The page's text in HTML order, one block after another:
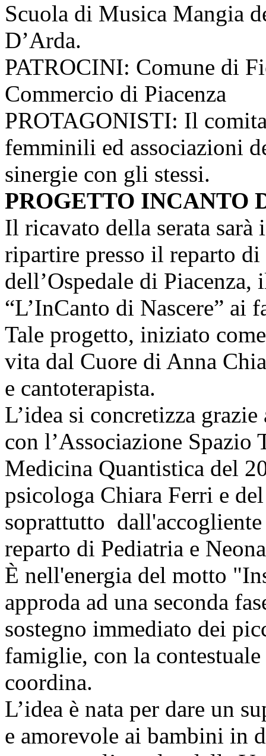
Scuola di Musica Mangia
D’Arda.
PATROCINI: Comune di
Commercio di Piacenza
PROTAGONISTI: Il
femminili ed associazioni
sinergie con gli stessi.
PROGETTO INCANTO
Il ricavato della serata sarà
ripartire presso il reparto
dell’Ospedale di
“L’InCanto di Nascere” ai
Tale progetto, iniziato
vita dal Cuore di Anna
e cantoterapista.
L’idea si concretizza
con l’Associazione Spazio
Medicina Quantistica del
psicologa Chiara Ferri e
soprattutto
reparto di Pediatria e
È nell'energia del motto
approda ad una seconda
sostegno immediato dei
famiglie, con la
coordina.
L’idea è nata per dare un
e amorevole ai bambini in